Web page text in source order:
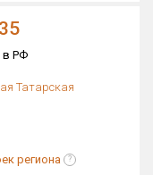
РФ
Татарская
региона ?